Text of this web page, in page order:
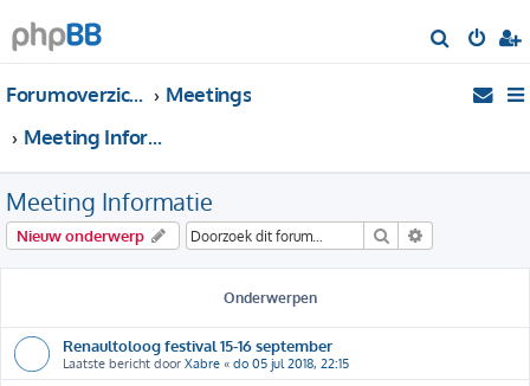
o
Forumoverzicht
Meetings
Meeting Informatie
Meeting Informatie
Nieuw onderwerp Zoek
Onderwerpen
Renaultoloog festival 15-16 september
Laatste bericht door Xabre « do 05 jul 2018, 22:15